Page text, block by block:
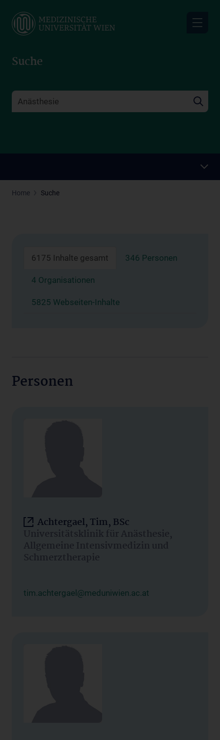
main
Suche
Home Suche
6175 Inhalte gesamt 346 Personen
4 Organisationen
5825 Webseiten-Inhalte
Personen
Achtergael, Tim, BSc
Universitätsklinik für Anästhesie,
Allgemeine Intensivmedizin und
Schmerztherapie
tim.achtergael@meduniwien.ac.at